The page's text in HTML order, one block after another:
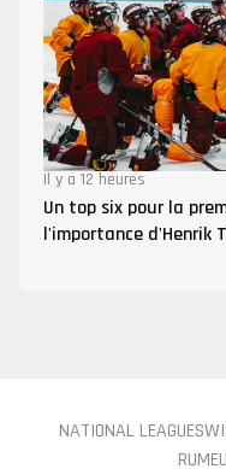
Il y a 12 heures
Un top six pour la
l'importance d'Henrik
NATIONAL LEAGUE